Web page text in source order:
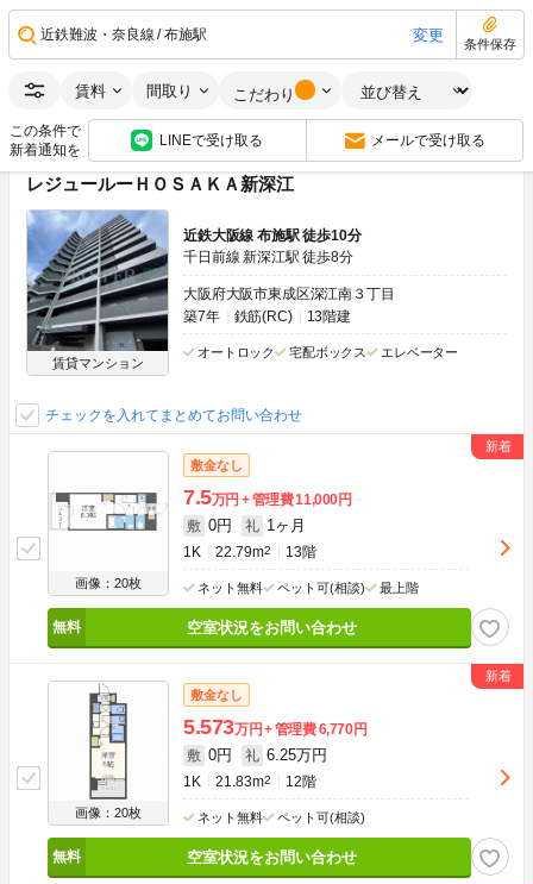
近鉄難波・奈良線 布施駅 変更
条件保存
賃料 間取り こだわり
この条件で
新着通知を
LINEで受け取る メールで受け取る
画像：30枚
0円 8万円
1LDK
空室状況をお問い合わせ
レジュールーＨＯＳＡＫＡ新深江
賃貸マンション
近鉄大阪線 布施駅 徒歩10分
千日前線 新深江駅 徒歩8分
大阪府大阪市東成区深江南３丁目
築7年
鉄筋(RC) 13階建
オートロック 宅配ボックス エレベーター
チェックを入れてまとめてお問い合わせ
画像：20枚
敷金なし
7.5万円 管理費11,000円
敷 0円 礼 1ヶ月
1K 22.79m2 13階
ネット無料 ペット可(相談) 最上階
空室状況をお問い合わせ
画像：20枚
敷金なし
5.573万円 管理費6,770円
敷 0円 礼 6.25万円
1K 21.83m2 12階
ネット無料 ペット可(相談)
空室状況をお問い合わせ